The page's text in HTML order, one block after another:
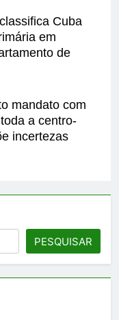
Cuba
em
de
mandato com
a centro-
incertezas
PESQUISAR